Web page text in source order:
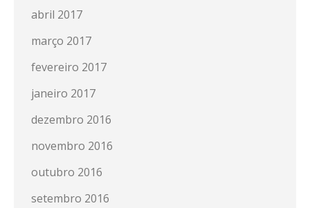
abril 2017
março 2017
fevereiro 2017
janeiro 2017
dezembro 2016
novembro 2016
outubro 2016
setembro 2016